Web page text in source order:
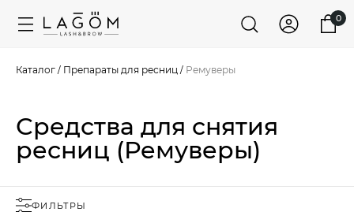
0
Каталог / Препараты для ресниц / Ремуверы
Средства для снятия
ресниц (Ремуверы)
ФИЛЬТРЫ